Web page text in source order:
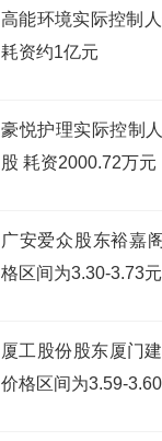
高能环境实际控制
耗资约1亿元
豪悦护理实际控制
股 耗资2000.72万元
广安爱众股东裕嘉
格区间为3.30-3.73
厦工股份股东厦门
价格区间为3.59-